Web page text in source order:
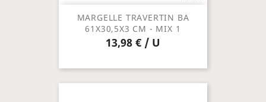
MARGELLE TRAVERTIN BA
61X30,5X3 CM - MIX 1
13,98 € / U